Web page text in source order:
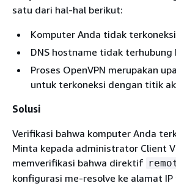
satu dari hal-hal berikut:
Komputer Anda tidak
DNS hostname tidak terhubung
Proses OpenVPN merupakan
untuk terkoneksi dengan titik
Solusi
Verifikasi bahwa komputer Anda
Minta kepada administrator Client
memverifikasi bahwa direktif
konfigurasi me-resolve ke alamat IP